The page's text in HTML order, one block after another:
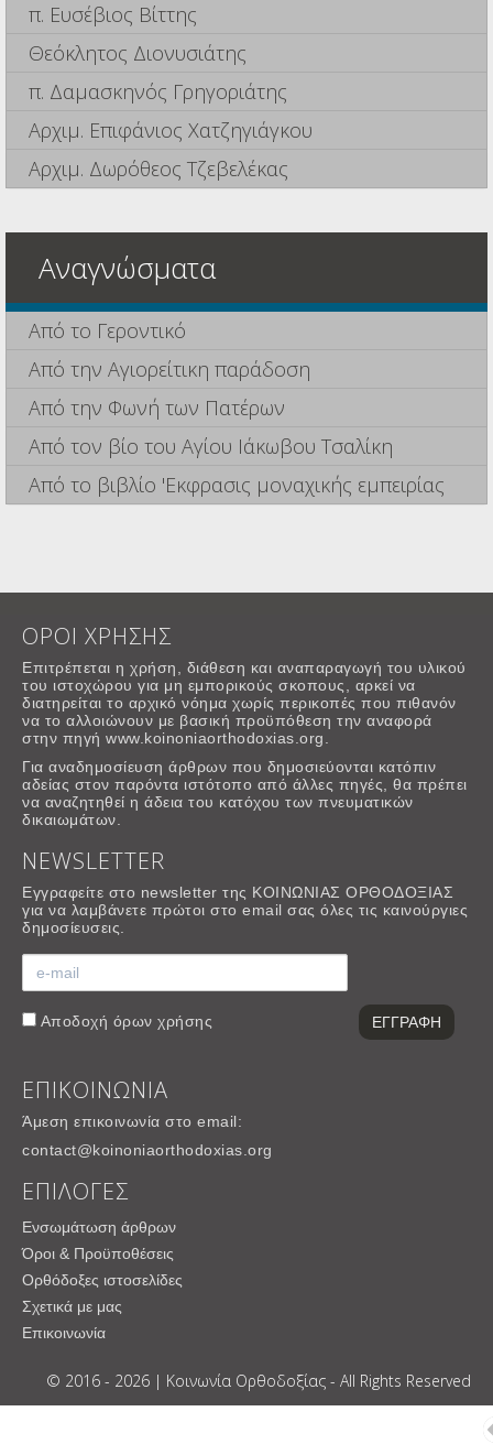
π. Ευσέβιος Βίττης
Θεόκλητος Διονυσιάτης
π. Δαμασκηνός Γρηγοριάτης
Αρχιμ. Επιφάνιος Χατζηγιάγκου
Αρχιμ. Δωρόθεος Τζεβελέκας
Αναγνώσματα
Από το Γεροντικό
Από την Αγιορείτικη παράδοση
Από την Φωνή των Πατέρων
Από τον βίο του Αγίου Ιάκωβου Τσαλίκη
Από το βιβλίο 'Εκφρασις μοναχικής εμπειρίας
ΟΡΟΙ ΧΡΗΣΗΣ
Επιτρέπεται η χρήση, διάθεση και αναπαραγωγή του υλικού
του ιστοχώρου για μη εμπορικούς σκοπους, αρκεί να
διατηρείται το αρχικό νόημα χωρίς περικοπές που πιθανόν
να το αλλοιώνουν με βασική προϋπόθεση την αναφορά
στην πηγή www.koinoniaorthodoxias.org.
Για αναδημοσίευση άρθρων που δημοσιεύονται κατόπιν
αδείας στον παρόντα ιστότοπο από άλλες πηγές, θα πρέπει
να αναζητηθεί η άδεια του κατόχου των πνευματικών
δικαιωμάτων.
NEWSLETTER
Εγγραφείτε στο newsletter της ΚΟΙΝΩΝΙΑΣ ΟΡΘΟΔΟΞΙΑΣ
για να λαμβάνετε πρώτοι στο email σας όλες τις καινούργιες
δημοσίευσεις.
Αποδοχή όρων χρήσης
ΕΠΙΚΟΙΝΩΝΙΑ
Άμεση επικοινωνία στο email:
contact@koinoniaorthodoxias.org
ΕΠΙΛΟΓΕΣ
Ενσωμάτωση άρθρων
Όροι & Προϋποθέσεις
Ορθόδοξες ιστοσελίδες
Σχετικά με μας
Επικοινωνία
© 2016 - 2026 | Κοινωνία Ορθοδοξίας - All Rights Reserved